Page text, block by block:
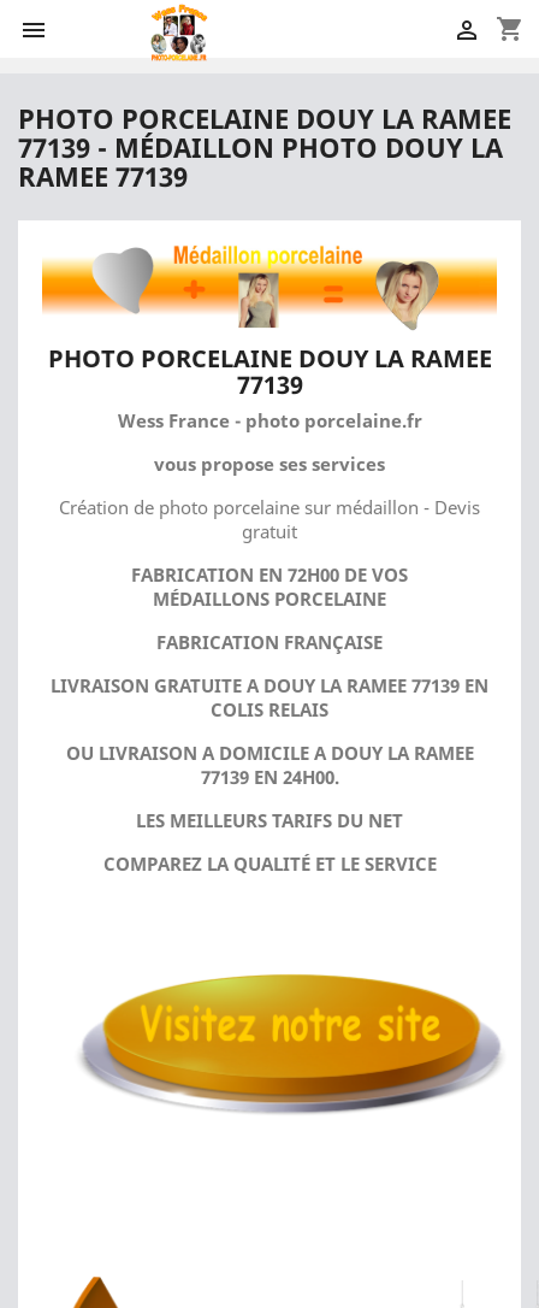
 shopping_cart

PHOTO PORCELAINE DOUY LA RAMEE
77139 - MÉDAILLON PHOTO DOUY LA
RAMEE 77139
PHOTO PORCELAINE DOUY LA RAMEE
77139
Wess France - photo porcelaine.fr
vous propose ses services
Création de photo porcelaine sur médaillon - Devis
gratuit
FABRICATION EN 72H00 DE VOS
MÉDAILLONS PORCELAINE
FABRICATION FRANÇAISE
LIVRAISON GRATUITE A DOUY LA RAMEE 77139 EN
COLIS RELAIS
OU LIVRAISON A DOMICILE A DOUY LA RAMEE
77139 EN 24H00.
LES MEILLEURS TARIFS DU NET
COMPAREZ LA QUALITÉ ET LE SERVICE